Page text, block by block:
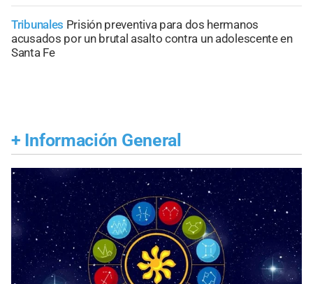
Tribunales Prisión preventiva para dos hermanos
acusados por un brutal asalto contra un adolescente en
Santa Fe
+ Información General